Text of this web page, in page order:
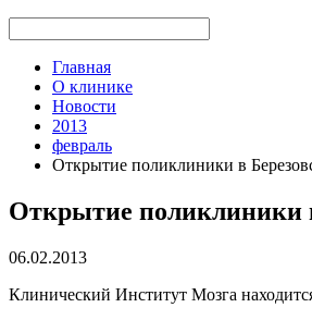
Главная
О клинике
Новости
2013
февраль
Открытие поликлиники в
Открытие поликлиники
06.02.2013
Клинический Институт Мозга